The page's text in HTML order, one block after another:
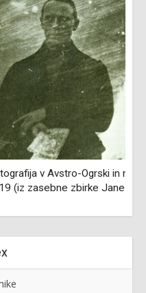
in na Slovenskem
Janeza Osetiča)